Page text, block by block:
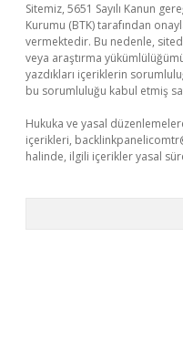
Sitemiz, 5651 Sayılı Kanun
Kurumu (BTK) tarafından
vermektedir. Bu nedenle,
veya araştırma
yazdıkları içeriklerin
bu sorumluluğu kabul etmiş
Hukuka ve yasal
içerikleri,
halinde, ilgili içerikler yasal